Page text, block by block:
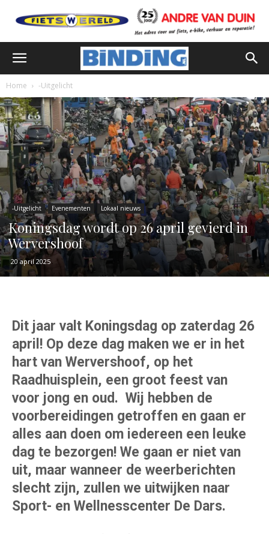
Home -Uitgelicht
-Uitgelicht Evenementen Lokaal nieuws
Koningsdag wordt op 26 april gevierd in
Wervershoof
20 april 2025
Dit jaar valt Koningsdag op zaterdag 26
april! Op deze dag maken we er in het
hart van Wervershoof, op het
Raadhuisplein, een groot feest van
voor jong en oud. Wij hebben de
voorbereidingen getroffen en gaan er
alles aan doen om iedereen een leuke
dag te bezorgen! We gaan er niet van
uit, maar wanneer de weerberichten
slecht zijn, zullen we uitwijken naar
Sport- en Wellnesscenter De Dars.